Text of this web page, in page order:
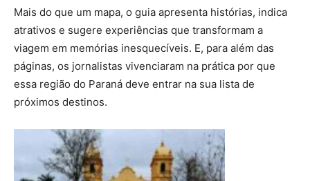
Mais do que um mapa, o guia apresenta histórias, indica
atrativos e sugere experiências que transformam a
viagem em memórias inesquecíveis. E, para além das
páginas, os jornalistas vivenciaram na prática por que
essa região do Paraná deve entrar na sua lista de
próximos destinos.